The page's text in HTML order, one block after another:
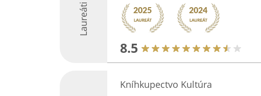
Laureáti
8.5
Kníhkupectvo Kultúra